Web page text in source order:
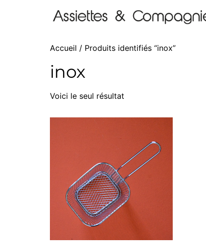
Accueil / Produits identifiés “inox”
inox
Voici le seul résultat